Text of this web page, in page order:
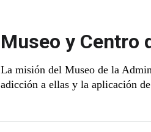
Museo y Centro
La misión del Museo de la
adicción a ellas y la aplicación